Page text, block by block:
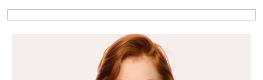
Výpis produktov